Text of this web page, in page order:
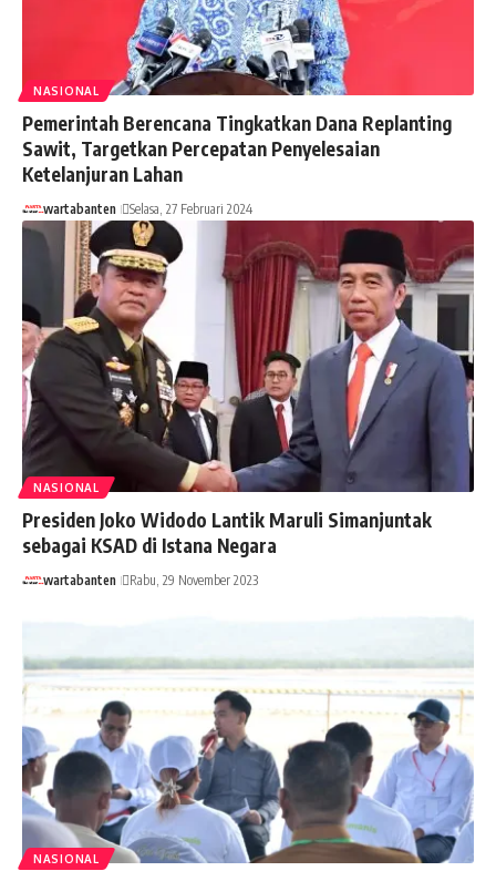
NASIONAL
Pemerintah Berencana Tingkatkan Dana Replanting
Sawit, Targetkan Percepatan Penyelesaian
Ketelanjuran Lahan
wartabanten Selasa, 27 Februari 2024
NASIONAL
Presiden Joko Widodo Lantik Maruli Simanjuntak
sebagai KSAD di Istana Negara
wartabanten Rabu, 29 November 2023
NASIONAL